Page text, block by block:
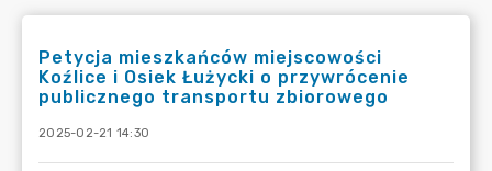
Petycja mieszkańców miejscowości
Koźlice i Osiek Łużycki o przywrócenie
publicznego transportu zbiorowego
2025-02-21 14:30